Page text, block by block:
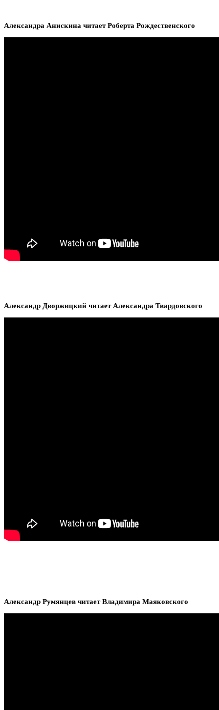
Александра Анискина читает Роберта Рождественского
Александр Дворжицкий читает Александра Твардовского
Александр Румянцев читает Владимира Маяковского